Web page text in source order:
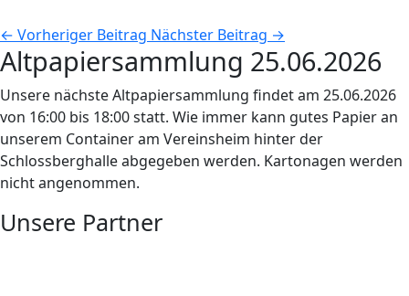
← Vorheriger Beitrag Nächster Beitrag →
Altpapiersammlung 25.06.2026
Unsere nächste Altpapiersammlung findet am 25.06.2026
von 16:00 bis 18:00 statt. Wie immer kann gutes Papier an
unserem Container am Vereinsheim hinter der
Schlossberghalle abgegeben werden. Kartonagen werden
nicht angenommen.
Unsere Partner